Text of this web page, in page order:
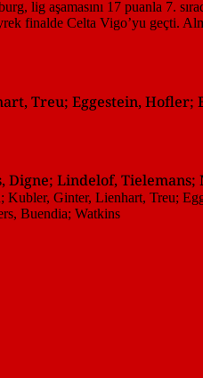
Treu; Eggestein, Hofler;
Digne; Lindelof,